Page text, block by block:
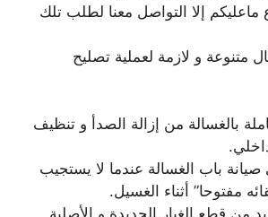
ماعليكم إلا التواصل معنا لطلب تلك
متنوعة و لازمة لعملية تصليح
بالغسالة من إزالة الصدأ و تنظيف
باب الغسالة عندما لا يستجيب
مفتوحا” أثناء الغسيل.